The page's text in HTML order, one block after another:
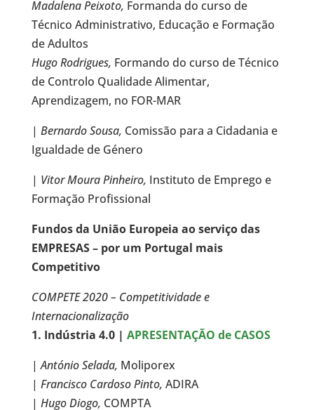
Madalena Peixoto, Formanda do curso de
Técnico Administrativo, Educação e Formação
de Adultos
Hugo Rodrigues, Formando do curso de Técnico
de Controlo Qualidade Alimentar,
Aprendizagem, no FOR-MAR
| Bernardo Sousa, Comissão para a Cidadania e
Igualdade de Género
| Vitor Moura Pinheiro, Instituto de Emprego e
Formação Profissional
Fundos da União Europeia ao serviço das
EMPRESAS – por um Portugal mais
Competitivo
COMPETE 2020 – Competitividade e
Internacionalização
1. Indústria 4.0 | APRESENTAÇÃO de CASOS
|António Selada, Moliporex
| Francisco Cardoso Pinto, ADIRA
| Hugo Diogo, COMPTA